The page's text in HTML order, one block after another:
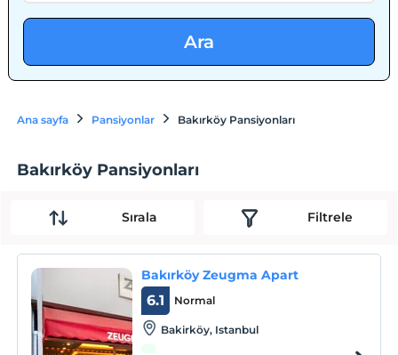
Ara
Ana sayfa Pansiyonlar Bakırköy Pansiyonları
Bakırköy Pansiyonları
Sırala Filtrele
Bakırköy Zeugma Apart
Normal
6.1
Bakirköy, Istanbul